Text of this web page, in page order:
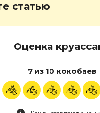
статью
Оценка
7 из 10 кокобаев